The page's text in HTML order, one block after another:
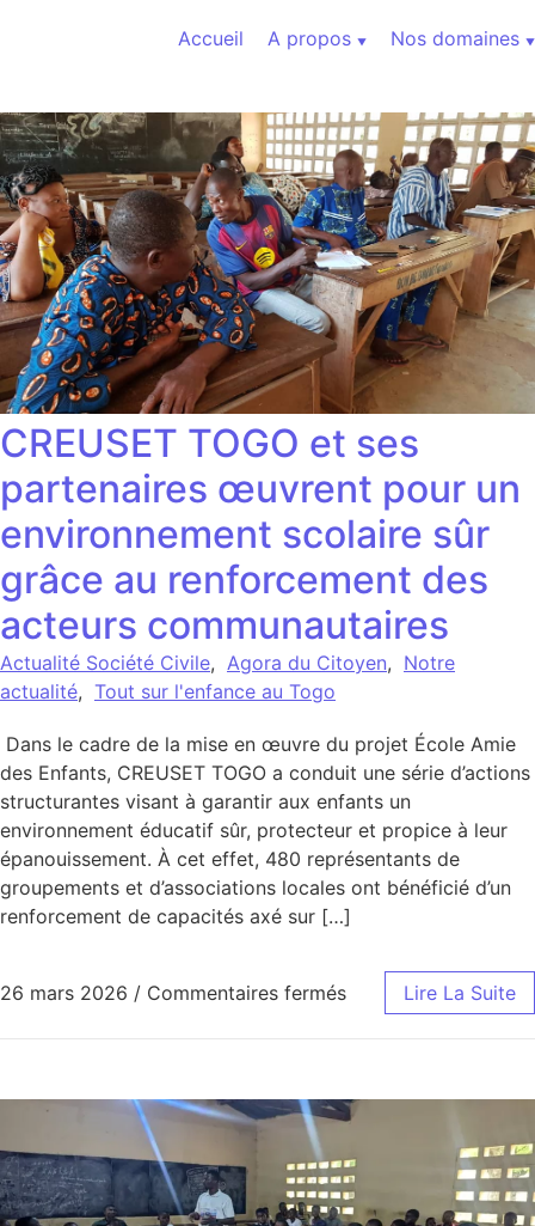
Accueil
A propos Nos domaines
CREUSET TOGO et ses
partenaires œuvrent pour un
environnement scolaire sûr
grâce au renforcement des
acteurs communautaires
Actualité Société Civile, Agora du Citoyen, Notre
actualité, Tout sur l'enfance au Togo
Dans le cadre de la mise en œuvre du projet École Amie
des Enfants, CREUSET TOGO a conduit une série d’actions
structurantes visant à garantir aux enfants un
environnement éducatif sûr, protecteur et propice à leur
épanouissement. À cet effet, 480 représentants de
groupements et d’associations locales ont bénéficié d’un
renforcement de capacités axé sur […]
26 mars 2026 / Commentaires ferméssur CREUSET
Lire La Suite